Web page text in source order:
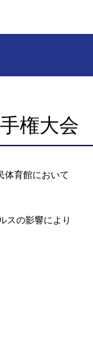
権大会
体育館において
スの影響により